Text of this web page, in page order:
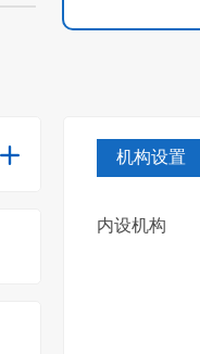
机构设置
内设机构